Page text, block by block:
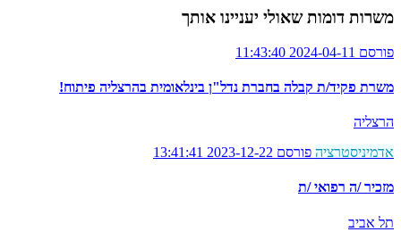
משרות דומות שאולי יעניינו אותך
פורסם 2024-04-11 11:43:40
משרת פקיד/ת קבלה בחברת נדל"ן בינלאומית בהרצליה פיתוח!
הרצליה
אדמיניסטרציה פורסם 2023-12-22 13:41:41
מזכיר /ה רפואי /ת
תל אביב